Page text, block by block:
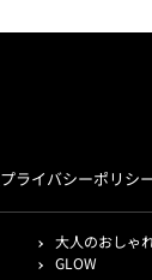
プライバシーポリシ
大人のおしゃ
GLOW